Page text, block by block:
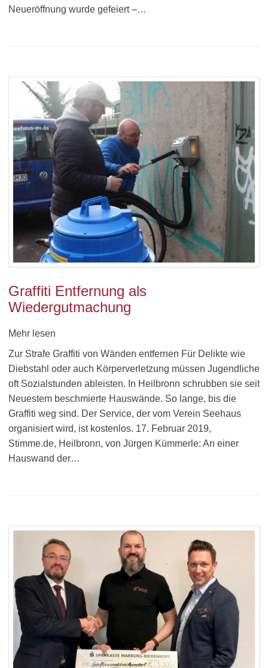
Neueröffnung wurde gefeiert –…
Graffiti Entfernung als
Wiedergutmachung
Mehr lesen
Zur Strafe Graffiti von Wänden entfernen Für Delikte wie
Diebstahl oder auch Körperverletzung müssen Jugendliche
oft Sozialstunden ableisten. In Heilbronn schrubben sie seit
Neuestem beschmierte Hauswände. So lange, bis die
Graffiti weg sind. Der Service, der vom Verein Seehaus
organisiert wird, ist kostenlos. 17. Februar 2019,
Stimme.de, Heilbronn, von Jürgen Kümmerle: An einer
Hauswand der…